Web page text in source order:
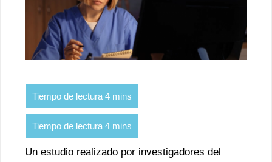
Un estudio realizado por investigadores del